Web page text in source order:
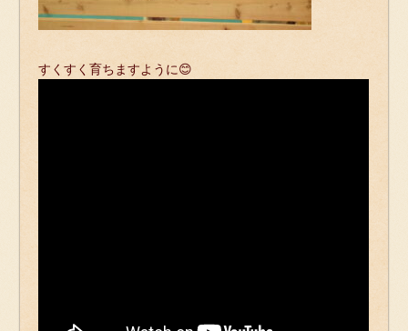
すくすく育ちますように😊